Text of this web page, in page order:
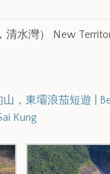
清水灣） New
，東壩浪茄短遊 |
Kung